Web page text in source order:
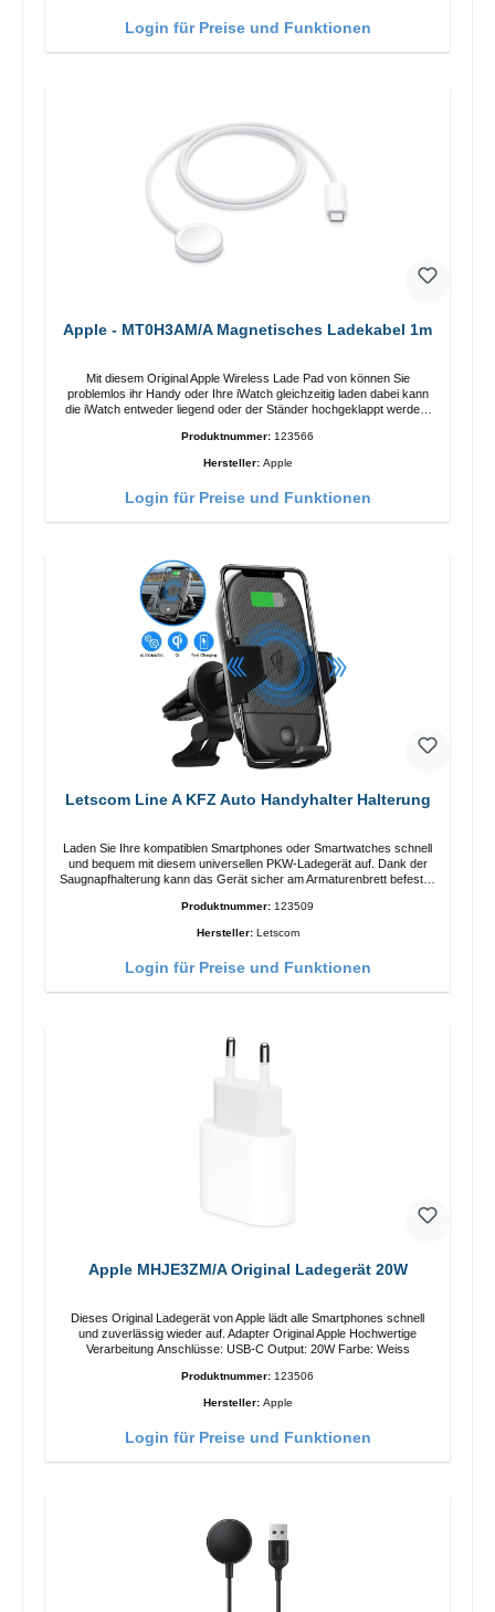
Serie Laden Sie Ihr iPhone bequem vertikal oder horizontal auf Auf
Login für Preise und Funktionen
Apple - MT0H3AM/A Magnetisches Ladekabel 1m
Mit diesem Original Apple Wireless Lade Pad von können Sie
problemlos ihr Handy oder Ihre iWatch gleichzeitig laden dabei kann
die iWatch entweder liegend oder der Ständer hochgeklappt werden.
Produktnummer: 123566
Hersteller: Apple
Login für Preise und Funktionen
Letscom Line A KFZ Auto Handyhalter Halterung
Laden Sie Ihre kompatiblen Smartphones oder Smartwatches schnell
und bequem mit diesem universellen PKW-Ladegerät auf. Dank der
Saugnapfhalterung kann das Gerät sicher am Armaturenbrett befestigt
Produktnummer: 123509
Hersteller: Letscom
Login für Preise und Funktionen
Apple MHJE3ZM/A Original Ladegerät 20W
Dieses Original Ladegerät von Apple lädt alle Smartphones schnell
und zuverlässig wieder auf. Adapter Original Apple Hochwertige
Verarbeitung Anschlüsse: USB-C Output: 20W Farbe: Weiss
Produktnummer: 123506
Hersteller: Apple
Login für Preise und Funktionen